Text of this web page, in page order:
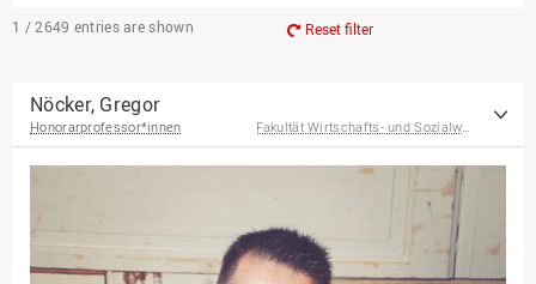
eLearning Competence
EU-Büro
Fakultät
Agrarwissenschaften und
Ingenieurwissenschaften
und Informatik
1 / 2649 entries are shown Reset filter
Nöcker, Gregor
Honorarprofessor*innen